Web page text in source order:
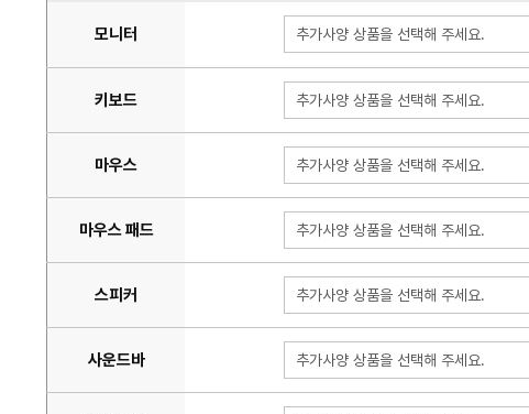
모니터 추가사양 상품을 선택해 주세요.
키보드 추가사양 상품을 선택해 주세요.
마우스 추가사양 상품을 선택해 주세요.
마우스 패드 추가사양 상품을 선택해 주세요.
스피커 추가사양 상품을 선택해 주세요.
사운드바 추가사양 상품을 선택해 주세요.